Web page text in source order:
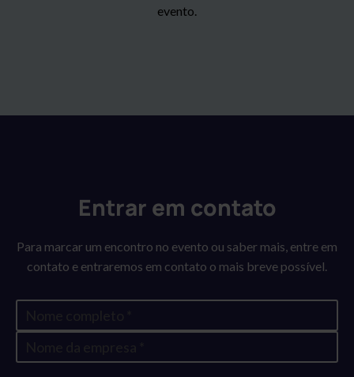
evento.
Entrar em contato
Para marcar um encontro no evento ou saber mais, entre em
contato e entraremos em contato o mais breve possível.